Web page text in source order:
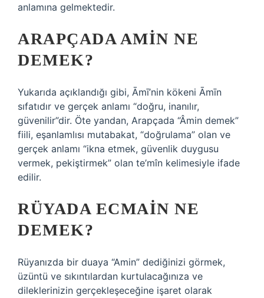
anlamına gelmektedir.
ARAPÇADA AMIN NE
DEMEK?
Yukarıda açıklandığı gibi, Āmī’nin kökeni Āmīn
sıfatıdır ve gerçek anlamı “doğru, inanılır,
güvenilir”dir. Öte yandan, Arapçada “Âmin demek”
fiili, eşanlamlısı mutabakat, “doğrulama” olan ve
gerçek anlamı “ikna etmek, güvenlik duygusu
vermek, pekiştirmek” olan te’mîn kelimesiyle ifade
edilir.
RÜYADA ECMAIN NE
DEMEK?
Rüyanızda bir duaya “Amin” dediğinizi görmek,
üzüntü ve sıkıntılardan kurtulacağınıza ve
dileklerinizin gerçekleşeceğine işaret olarak